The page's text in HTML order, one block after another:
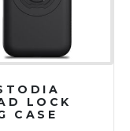
LOCK
CASE